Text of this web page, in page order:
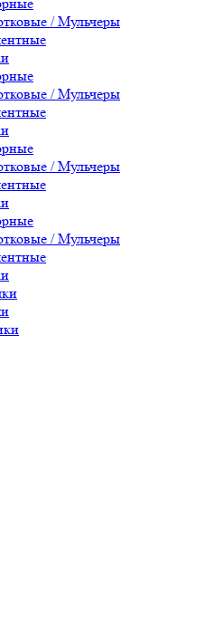
/ Мульчеры
/ Мульчеры
/ Мульчеры
/ Мульчеры